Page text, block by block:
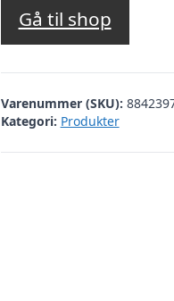
Gå til shop
Varenummer (SKU):
Kategori: Produkter